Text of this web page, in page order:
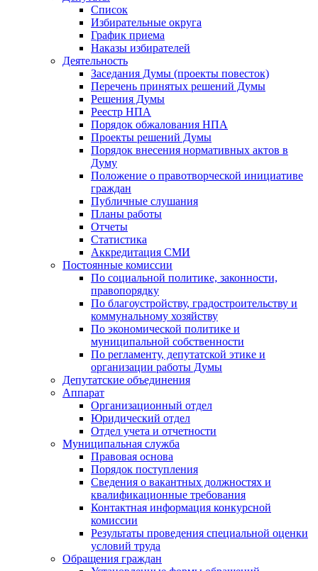
Список
Избирательные округа
График приема
Наказы избирателей
Деятельность
Заседания Думы (проекты повесток)
Перечень принятых решений Думы
Решения Думы
Реестр НПА
Порядок обжалования НПА
Проекты решений Думы
Порядок внесения нормативных актов в
Думу
Положение о правотворческой инициативе
граждан
Публичные слушания
Планы работы
Отчеты
Статистика
Аккредитация СМИ
Постоянные комиссии
По социальной политике, законности,
правопорядку
По благоустройству, градостроительству и
коммунальному хозяйству
По экономической политике и
муниципальной собственности
По регламенту, депутатской этике и
организации работы Думы
Депутатские объединения
Аппарат
Организационный отдел
Юридический отдел
Отдел учета и отчетности
Муниципальная служба
Правовая основа
Порядок поступления
Сведения о вакантных должностях и
квалификационные требования
Контактная информация конкурсной
комиссии
Результаты проведения специальной оценки
условий труда
Обращения граждан